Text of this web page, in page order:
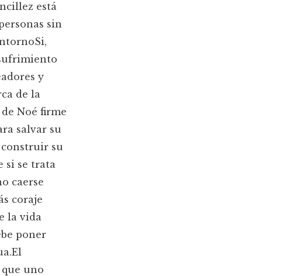
está
sin
y
de la
Noé firme
salvar su
construir su
si se trata
caerse
coraje
la vida
poner
uno